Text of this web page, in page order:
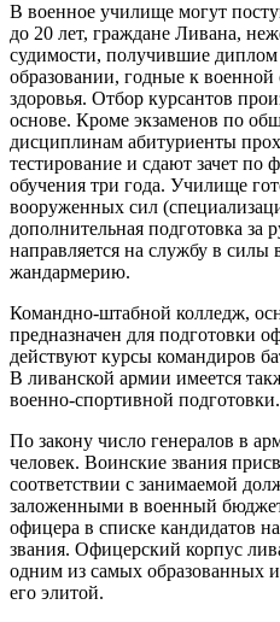
В военное училище могут
до 20 лет, граждане Ливана,
судимости, получившие
образовании, годные к
здоровья. Отбор курсантов
основе. Кроме экзаменов по
дисциплинам абитуриенты
тестирование и сдают зачет по
обучения три года. Училище
вооруженных сил
дополнительная подготовка за
направляется на службу в силы
жандармерию.
Командно-штабной колледж,
предназначен для подготовки
действуют курсы командиров
В ливанской армии имеется
военно-спортивной подготовки.
По закону число генералов в
человек. Воинские звания
соответствии с занимаемой
заложенными в военный
офицера в списке кандидатов
звания. Офицерский корпус
одним из самых образованных
его элитой.